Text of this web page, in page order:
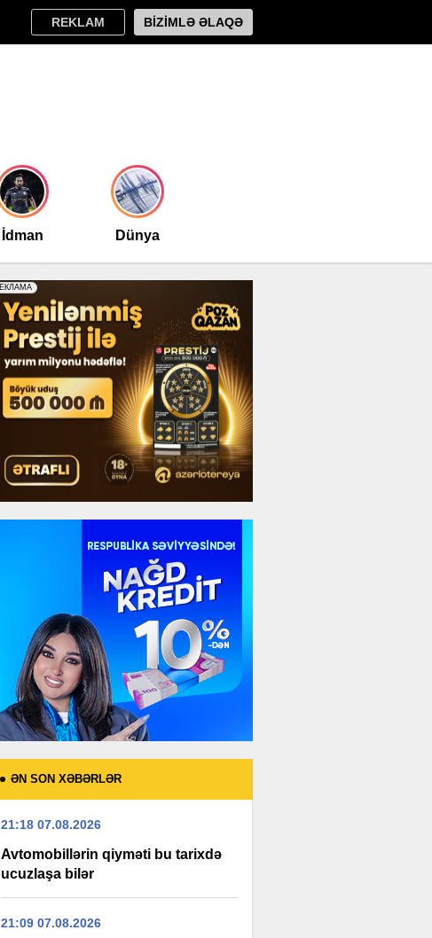
REKLAM BİZİMLƏ ƏLAQƏ
İdman Dünya
ƏN SON XƏBƏRLƏR
21:18 07.08.2026
Avtomobillərin qiyməti bu tarixdə
ucuzlaşa bilər
21:09 07.08.2026